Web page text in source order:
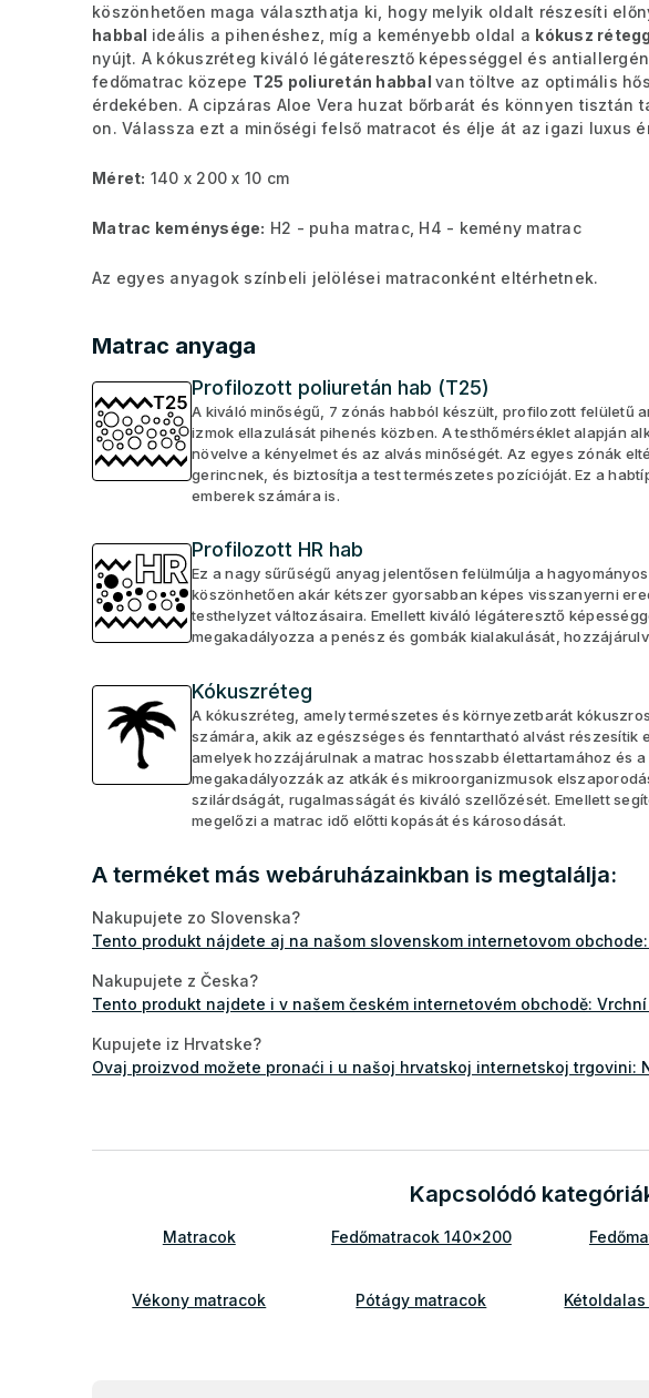
köszönhetően maga választhatja ki, hogy melyik oldalt részesíti
habbal ideális a pihenéshez, míg a keményebb oldal a kókusz
nyújt. A kókuszréteg kiváló légáteresztő képességgel és
fedőmatrac közepe T25 poliuretán habbal van töltve az optimális
érdekében. A cipzáras Aloe Vera huzat bőrbarát és könnyen tisztán
on. Válassza ezt a minőségi felső matracot és élje át az igazi luxus
Méret: 140 x 200 x 10 cm
Matrac keménysége: H2 - puha matrac, H4 - kemény matrac
Az egyes anyagok színbeli jelölései matraconként eltérhetnek.
Matrac anyaga
Profilozott poliuretán hab (T25)
A kiváló minőségű, 7 zónás habból készült, profilozott felületű
izmok ellazulását pihenés közben. A testhőmérséklet alapján
növelve a kényelmet és az alvás minőségét. Az egyes zónák
gerincnek, és biztosítja a test természetes pozícióját. Ez a
emberek számára is.
Profilozott HR hab
Ez a nagy sűrűségű anyag jelentősen felülmúlja a
köszönhetően akár kétszer gyorsabban képes visszanyerni
testhelyzet változásaira. Emellett kiváló légáteresztő
megakadályozza a penész és gombák kialakulását,
Kókuszréteg
A kókuszréteg, amely természetes és környezetbarát
számára, akik az egészséges és fenntartható alvást részesítik
amelyek hozzájárulnak a matrac hosszabb élettartamához és
megakadályozzák az atkák és mikroorganizmusok
szilárdságát, rugalmasságát és kiváló szellőzését. Emellett
megelőzi a matrac idő előtti kopását és károsodását.
A terméket más webáruházainkban is megtalálja:
Nakupujete zo Slovenska?
Tento produkt nájdete aj na našom slovenskom internetovom
Nakupujete z Česka?
Tento produkt najdete i v našem českém internetovém obchodě:
Kupujete iz Hrvatske?
Ovaj proizvod možete pronaći i u našoj hrvatskoj internetskoj trgovini:
Kapcsolódó
Matracok Fedőmatracok 140x200
Vékony matracok Pótágy matracok